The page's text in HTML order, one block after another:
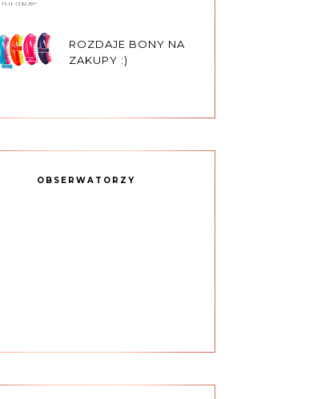
ROZDAJE BONY NA
ZAKUPY :)
OBSERWATORZY